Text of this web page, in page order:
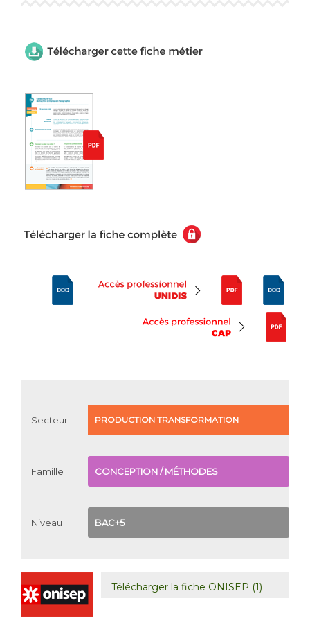
Secteur PRODUCTION TRANSFORMATION
Famille CONCEPTION / MÉTHODES
Niveau BAC+5
Télécharger la fiche ONISEP (1)